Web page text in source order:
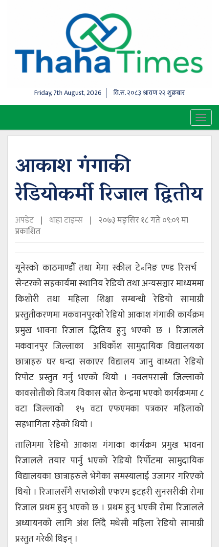
Friday, 7th August, 2026 वि.स.२०८३ श्रावण २२ शुक्रबार
आकाश गंगाकी
रेडियोकर्मी रिजाल द्वितीय
अपडेट थाहा टाइम्स
२०७३ मङ्सिर १८ गते ०९:०९ मा
प्रकाशित
यूनेस्को काठमाण्डौँ तथा मेगा स्कील टे«निङ एण्ड रिसर्च
सेन्टरको सहकार्यमा स्थानिय रेडियो तथा अन्यसञ्चार माध्यममा
किशोरी तथा महिला शिक्षा सम्बन्धी रेडियो सामाग्री
प्रस्तुतीकरणमा मकवानपुरको रेडियो आकाश गंगाकी कार्यक्रम
प्रमुख भावना रिजाल द्धितिय हुनु भएको छ । रिजालले
मकवानपुर जिल्लाका अधिकाँश सामुदायिक विद्यालयका
छात्राहरु घर धन्दा सकाएर विद्यालय जानु वाध्यता रेडियो
रिपोट प्रस्तुत गर्नु भएको थियो । नवलपरासी जिल्लाको
कावसोतीको विजय विकास स्रोत केन्द्रमा भएको कार्यक्रममा ८
वटा जिल्लाको १५ वटा एफएमका पत्रकार महिलाको
सहभागिता रहेको थियो ।
तालिममा रेडियो आकाश गंगाका कार्यक्रम प्रमुख भावना
रिजालले तयार पार्नु भएको रेडियो रिर्पोटमा सामुदायिक
विद्यालयका छात्राहरुले भेगेका समस्यालाई उजागर गरिएको
थियो । रिजालसँगै सप्तकोशी एफएम इटहरी सुनसरीकी रोमा
रिजाल प्रथम हुनु भएको छ । प्रथम हुनु भएकी रोमा रिजालले
अध्यायनको लागि अंश लिँदै मधेसी महिला रेडियो सामाग्री
प्रस्तुत गरेकी थिइन् ।